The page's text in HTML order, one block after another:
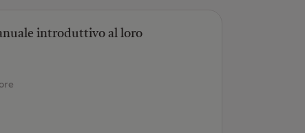
introduttivo al loro